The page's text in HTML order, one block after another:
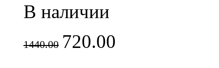
В наличии
1440.00 720.00